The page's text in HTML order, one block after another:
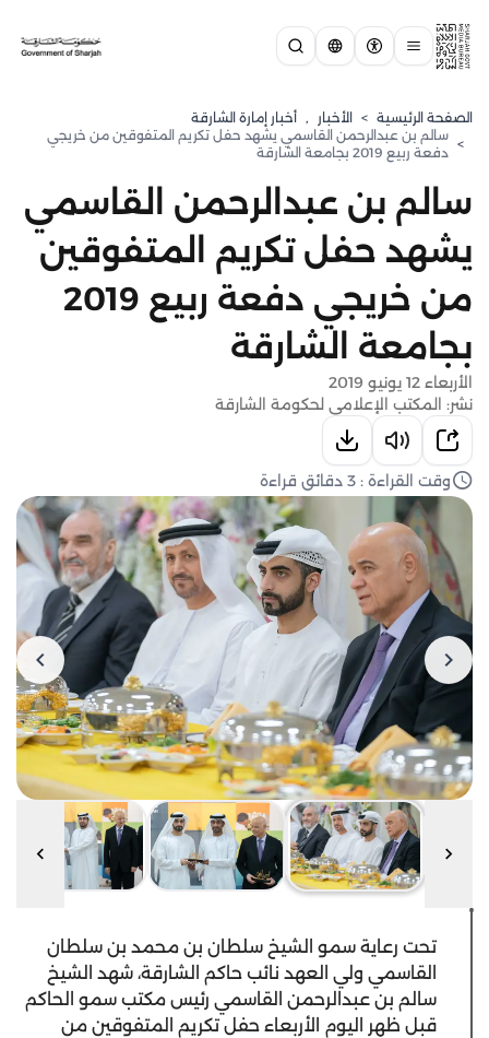
الصفحة الرئيسية > الأخبار , أخبار إمارة الشارقة
>
سالم بن عبدالرحمن القاسمي يشهد حفل تكريم المتفوقين من خريجي
دفعة ربيع 2019 بجامعة الشارقة
سالم بن عبدالرحمن القاسمي
يشهد حفل تكريم المتفوقين
من خريجي دفعة ربيع 2019
بجامعة الشارقة
الأربعاء 12 يونيو 2019
نشر: المكتب الإعلامي لحكومة الشارقة
وقت القراءة : 3 دقائق قراءة
تحت رعاية سمو الشيخ سلطان بن محمد بن سلطان
القاسمي ولي العهد نائب حاكم الشارقة، شهد الشيخ
سالم بن عبدالرحمن القاسمي رئيس مكتب سمو الحاكم
قبل ظهر اليوم الأربعاء حفل تكريم المتفوقين من